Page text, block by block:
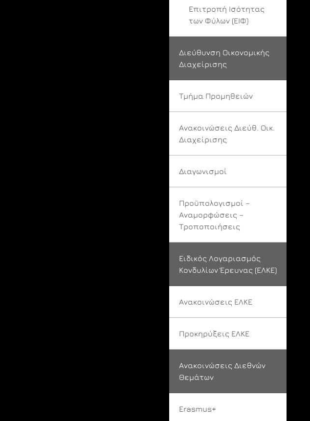
Επιτροπή Ισότητας
των Φύλων (ΕΙΦ)
Διεύθυνση Οικονομικής
Διαχείρισης
Τμήμα Προμηθειών
Ανακοινώσεις Διεύθ. Οικ.
Διαχείρισης
Διαγωνισμοί
Προϋπολογισμοί –
Αναμορφώσεις –
Τροποποιήσεις
Ειδικός Λογαριασμός
Κονδυλίων Έρευνας (ΕΛΚΕ)
Ανακοινώσεις ΕΛΚΕ
Προκηρύξεις ΕΛΚΕ
Ανακοινώσεις Διεθνών
Θεμάτων
Erasmus+